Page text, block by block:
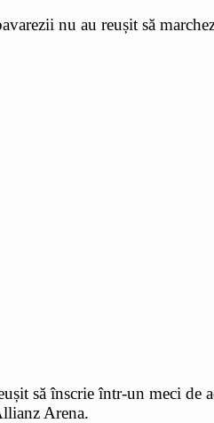
nu au reușit să
să înscrie într-un meci de
Arena.